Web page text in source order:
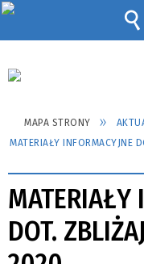
MAPA STRONY
MATERIAŁY INFORMACYJNE
MATERIAŁY
DOT.